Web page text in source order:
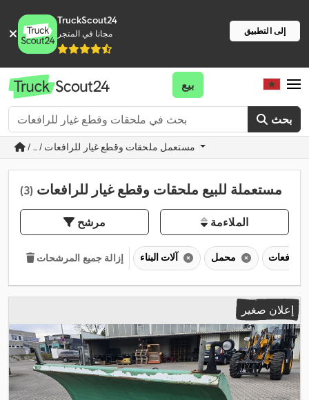
TruckScout24
مجانا في المتجر إلى التطبيق
بحث
بيع
مستعملة للبيع ملحقات وقطع غيار للرافعات (3)
مرشح الملاءمة
إزالة جميع المرشحات آلات البناء
إعلان صغير